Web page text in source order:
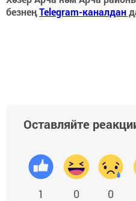
безнеңTelegram-каналдан
Оставляйте
1 0 0